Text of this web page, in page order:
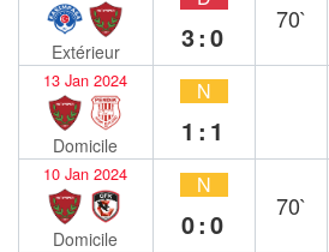
Extérieur 3:0
70`
13 Jan 2024
Domicile
N
1:1
10 Jan 2024
Domicile
N
0:0
70`